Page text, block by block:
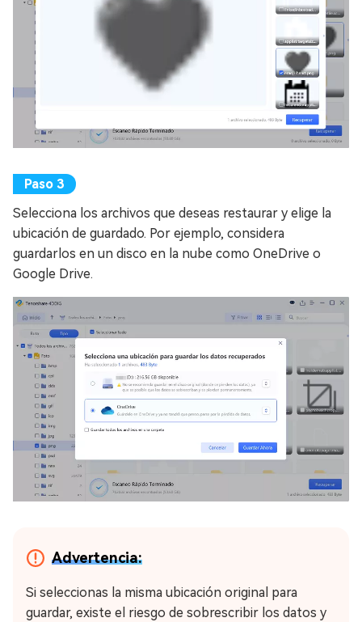
Selecciona los archivos que deseas restaurar y elige la
ubicación de guardado. Por ejemplo, considera
guardarlos en un disco en la nube como OneDrive o
Google Drive.
Advertencia:
Si seleccionas la misma ubicación original para
guardar, existe el riesgo de sobrescribir los datos y